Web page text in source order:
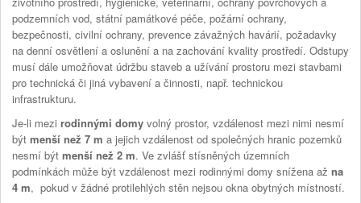
podzemních vod, státní památkové péče, požární ochrany,
bezpečnosti, civilní ochrany, prevence závažných havárií, požadavky
na denní osvětlení a oslunění a na zachování kvality prostředí. Odstupy
musí dále umožňovat údržbu staveb a užívání prostoru mezi stavbami
pro technická či jiná vybavení a činnosti, např. technickou
infrastrukturu.
Je-li mezi rodinnými domy volný prostor, vzdálenost mezi nimi nesmí
být menší než 7 m a jejich vzdálenost od společných hranic pozemků
nesmí být menší než 2 m. Ve zvlášť stísněných územních
podmínkách může být vzdálenost mezi rodinnými domy snížena až na
4 m, pokud v žádné protilehlých stěn nejsou okna obytných místností.